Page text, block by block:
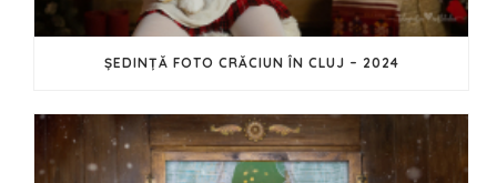
ȘEDINȚĂ FOTO CRĂCIUN ÎN CLUJ – 2024